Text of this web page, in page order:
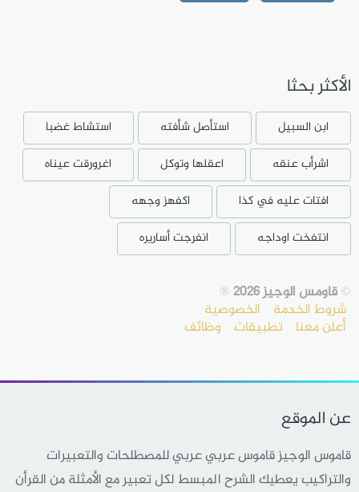
الأكثر بحثا
ابن السبيل استأصل شأفته
استشاط غضبا
اشرأب عنقه
اعقلها وتوكل
اغرورقت عيناه
افتات عليه في كذا
اكفهز وجهه
انتفخت اوداجه
انفرجت أساريره
©قاومس الوجيز 2026 ®
شروط الخدمة الخصوصية
أعلن معنا تطبيقات وظائف
عن الموقع
قاموس الوجيز قاموس عربي عربي للمصطلحات والتعبيرات
والتراكيب يعطيك الشرح المبسط لكل تعبير مع الأمثلة من القرأن